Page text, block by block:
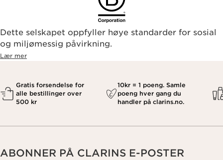
Dette selskapet oppfyller høye standarder for sosial
og miljømessig påvirkning.
Lær mer
Gratis forsendelse for
alle bestillinger over
500 kr
10kr = 1 poeng. Samle
poeng hver gang du
handler på clarins.no.
ABONNER PÅ CLARINS E-POSTER